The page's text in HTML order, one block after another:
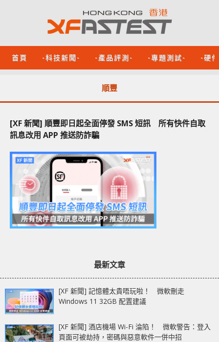
首頁 -科技新聞- -產品評測- -專題測試- -硬
順豐
[XF 新聞] 順豐即日起全面停發 SMS 短訊 所有快件自取
訊息改用 APP 推送防詐騙
最新文章
[XF 新聞] 記憶體太貴唔玩啦！ 微軟刪走
Windows 11 32GB 配置建議
[XF 新聞] 酒店機場 Wi-Fi 淪陷！ 微軟警告：登入
頁面可被劫持，密碼與惡意軟件一併中招